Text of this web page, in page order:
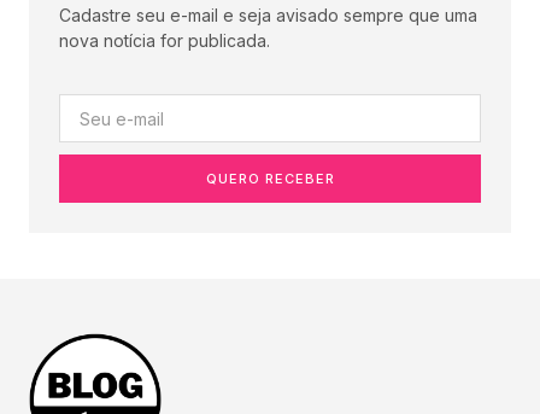
Cadastre seu e-mail e seja avisado sempre que uma
nova notícia for publicada.
QUERO RECEBER